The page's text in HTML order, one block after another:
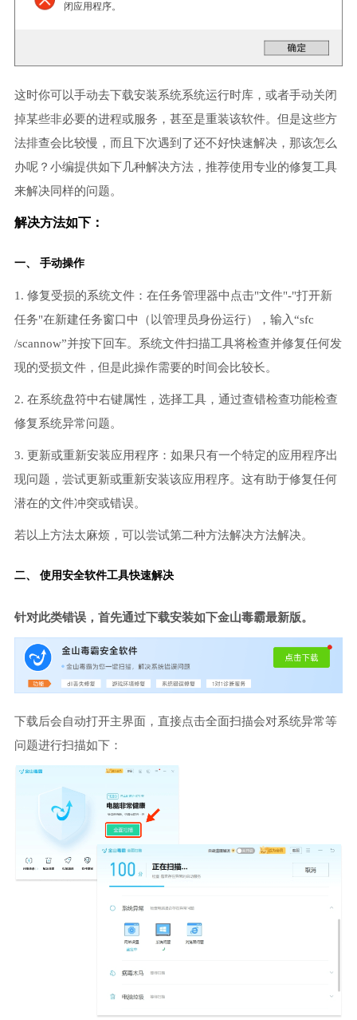
闭应用程序。
这时你可以手动去下载安装系统系统运行时库，或者手动关闭
掉某些非必要的进程或服务，甚至是重装该软件。但是这些方
法排查会比较慢，而且下次遇到了还不好快速解决，那该怎么
办呢？小编提供如下几种解决方法，推荐使用专业的修复工具
来解决同样的问题。
解决方法如下：
一、 手动操作
1. 修复受损的系统文件：在任务管理器中点击"文件"-"打开新
任务"在新建任务窗口中（以管理员身份运行），输入“sfc
/scannow”并按下回车。系统文件扫描工具将检查并修复任何发
现的受损文件，但是此操作需要的时间会比较长。
2. 在系统盘符中右键属性，选择工具，通过查错检查功能检查
修复系统异常问题。
3. 更新或重新安装应用程序：如果只有一个特定的应用程序出
现问题，尝试更新或重新安装该应用程序。这有助于修复任何
潜在的文件冲突或错误。
若以上方法太麻烦，可以尝试第二种方法解决方法解决。
二、 使用安全软件工具快速解决
针对此类错误，首先通过下载安装如下金山毒霸最新版。
下载后会自动打开主界面，直接点击全面扫描会对系统异常等
问题进行扫描如下：